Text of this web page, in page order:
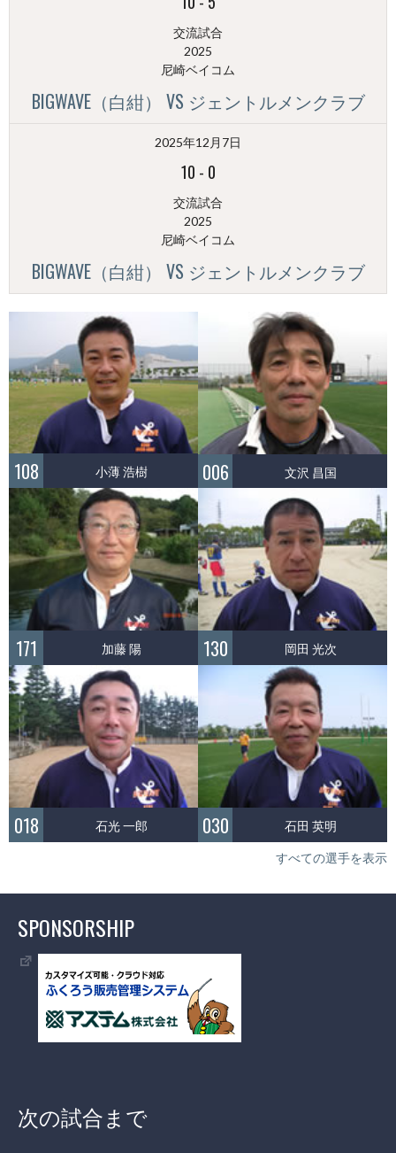
交流試合
2025
尼崎ベイコム
BIGWAVE（白紺） VS ジェントルメンクラブ
2025年12月7日
10 - 0
交流試合
2025
尼崎ベイコム
BIGWAVE（白紺） VS ジェントルメンクラブ
108 小薄 浩樹 006 文沢 昌国
171 加藤 陽 130 岡田 光次
018 石光 一郎 030 石田 英明
すべての選手を表示
SPONSORSHIP
次の試合まで